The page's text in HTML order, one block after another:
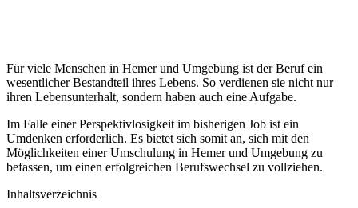
Für viele Menschen in Hemer und Umgebung ist der Beruf ein
wesentlicher Bestandteil ihres Lebens. So verdienen sie nicht nur
ihren Lebensunterhalt, sondern haben auch eine Aufgabe.
Im Falle einer Perspektivlosigkeit im bisherigen Job ist ein
Umdenken erforderlich. Es bietet sich somit an, sich mit den
Möglichkeiten einer Umschulung in Hemer und Umgebung zu
befassen, um einen erfolgreichen Berufswechsel zu vollziehen.
Inhaltsverzeichnis